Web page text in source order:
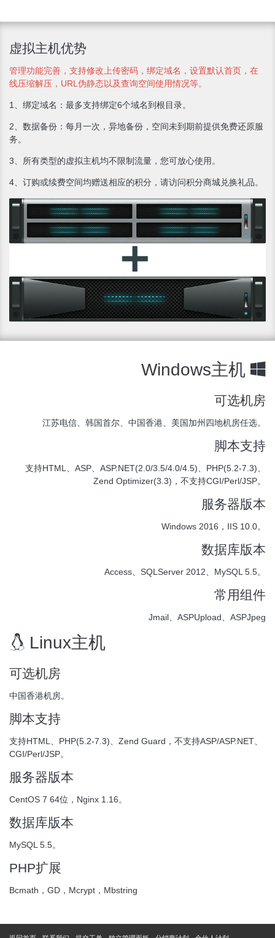
虚拟主机优势
管理功能完善，支持修改上传密码，绑定域名，设置默认首页，在
线压缩解压，URL伪静态以及查询空间使用情况等。
1、绑定域名：最多支持绑定6个域名到根目录。
2、数据备份：每月一次，异地备份，空间未到期前提供免费还原服
务。
3、所有类型的虚拟主机均不限制流量，您可放心使用。
4、订购或续费空间均赠送相应的积分，请访问积分商城兑换礼品。
Windows主机
可选机房
江苏电信、韩国首尔、中国香港、美国加州四地机房任选。
脚本支持
支持HTML、ASP、ASP.NET(2.0/3.5/4.0/4.5)、PHP(5.2-7.3)、
Zend Optimizer(3.3)，不支持CGI/Perl/JSP。
服务器版本
Windows 2016，IIS 10.0。
数据库版本
Access、SQLServer 2012、MySQL 5.5。
常用组件
Jmail、ASPUpload、ASPJpeg
Linux主机
可选机房
中国香港机房。
脚本支持
支持HTML、PHP(5.2-7.3)、Zend Guard，不支持ASP/ASP.NET、
CGI/Perl/JSP。
服务器版本
CentOS 7 64位，Nginx 1.16。
数据库版本
MySQL 5.5。
PHP扩展
Bcmath，GD，Mcrypt，Mbstring